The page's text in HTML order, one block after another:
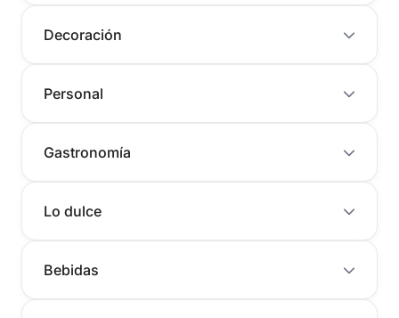
Decoración
Personal
Gastronomía
Lo dulce
Bebidas